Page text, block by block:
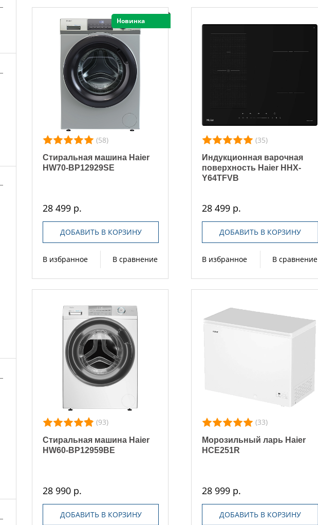
Новинка
(58)
Стиральная машина Haier
HW70-BP12929SE
28 499 р.
ДОБАВИТЬ В КОРЗИНУ
В избранное В сравнение
(35)
Индукционная варочная
поверхность Haier HHX-
Y64TFVB
28 499 р.
ДОБАВИТЬ В КОРЗИНУ
В избранное В сравнение
(93)
Стиральная машина Haier
HW60-BP12959BE
28 990 р.
ДОБАВИТЬ В КОРЗИНУ
(33)
Морозильный ларь Haier
HCE251R
28 999 р.
ДОБАВИТЬ В КОРЗИНУ